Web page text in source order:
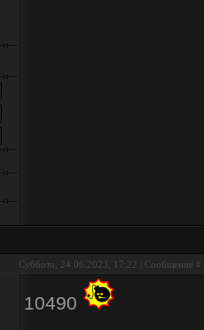
Суббота, 24.06.2023, 17:22 | Сообщение #
10490